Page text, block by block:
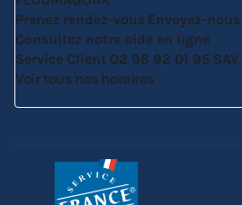
Prenez rendez-vous Envoyez-
Consultez notre aide en ligne
Service Client 02 96 92 01 95 SAV
Voir tous nos horaires